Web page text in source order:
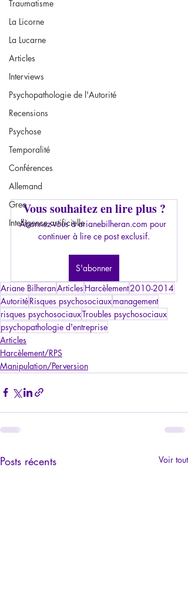
Traumatisme
La Licorne
La Lucarne
Articles
Interviews
Psychopathologie de l'Autorité
Recensions
Psychose
Temporalité
Conférences
Allemand
Grec
Intelligence artificielle
Vous souhaitez en lire plus ?
Abonnez-vous à arianebilheran.com pour
continuer à lire ce post exclusif.
S'abonner
Ariane BilheranArticles Harcèlement2010-2014
AutoritéRisques psychosociauxmanagement
risques psychosociauxTroubles psychosociaux
psychopathologie d'entreprise
Articles
Harcèlement/RPS
Manipulation/Perversion
Posts récents Voir tout